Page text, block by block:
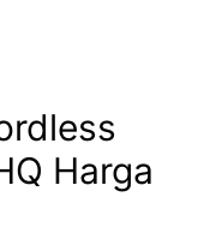
Harga